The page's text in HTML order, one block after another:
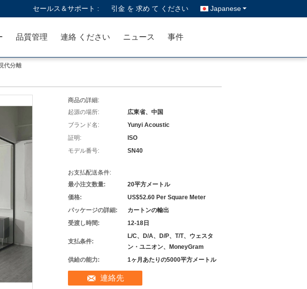
セールス＆サポート : 引金 を 求め て ください Japanese
品質管理 連絡 ください ニュース 事件
代分離
商品の詳細:
起源の場所:
広東省、中国
ブランド名:
Yunyi Acoustic
証明:
ISO
モデル番号:
SN40
お支払配送条件:
最小注文数量:
20平方メートル
価格:
US$52.60 Per Square Meter
パッケージの詳細:
カートンの輸出
受渡し時間:
12-18日
支払条件:
L/C、D/A、D/P、T/T、ウェスタ
ン・ユニオン、MoneyGram
供給の能力:
1ヶ月あたりの5000平方メートル
連絡先